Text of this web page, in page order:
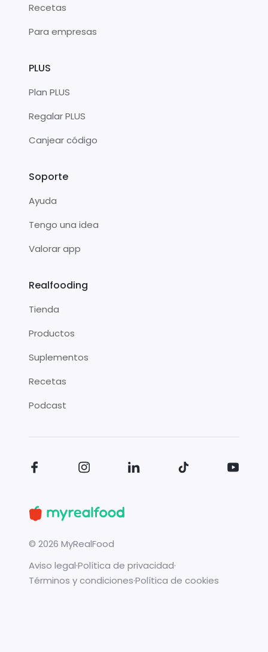
Recetas
Para empresas
PLUS
Plan PLUS
Regalar PLUS
Canjear código
Soporte
Ayuda
Tengo una idea
Valorar app
Realfooding
Tienda
Productos
Suplementos
Recetas
Podcast
© 2026 MyRealFood
Aviso legal·Política de privacidad·
Términos y condiciones·Política de cookies